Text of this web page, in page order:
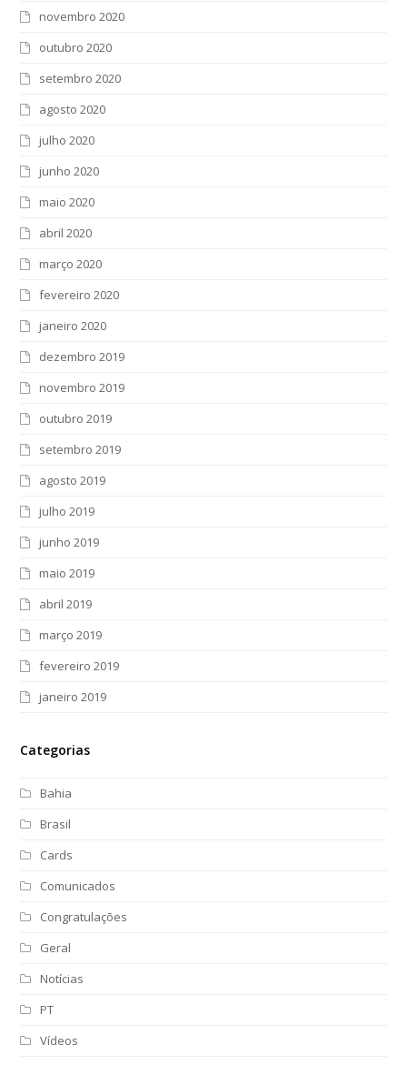
novembro 2020
outubro 2020
setembro 2020
agosto 2020
julho 2020
junho 2020
maio 2020
abril 2020
março 2020
fevereiro 2020
janeiro 2020
dezembro 2019
novembro 2019
outubro 2019
setembro 2019
agosto 2019
julho 2019
junho 2019
maio 2019
abril 2019
março 2019
fevereiro 2019
janeiro 2019
Categorias
Bahia
Brasil
Cards
Comunicados
Congratulações
Geral
Notícias
PT
Vídeos